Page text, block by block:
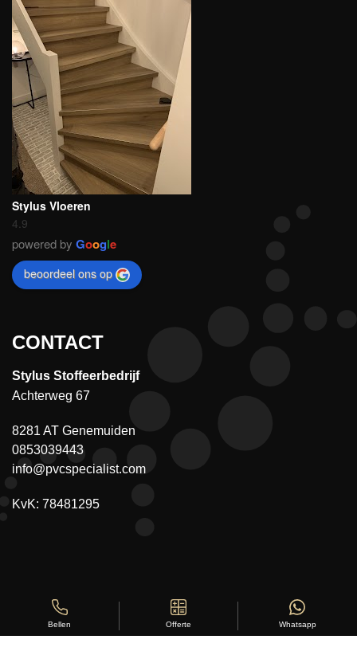
Stylus Vloeren
4.9
powered by Google
beoordeel ons op
CONTACT
Stylus Stoffeerbedrijf
Achterweg 67
8281 AT Genemuiden
0853039443
info@pvcspecialist.com
KvK: 78481295
Bellen Offerte Whatsapp